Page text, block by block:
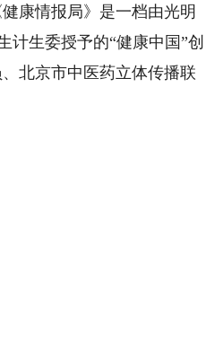
康情报局》是一档由光明
计生委授予的“健康中国”创
北京市中医药立体传播联